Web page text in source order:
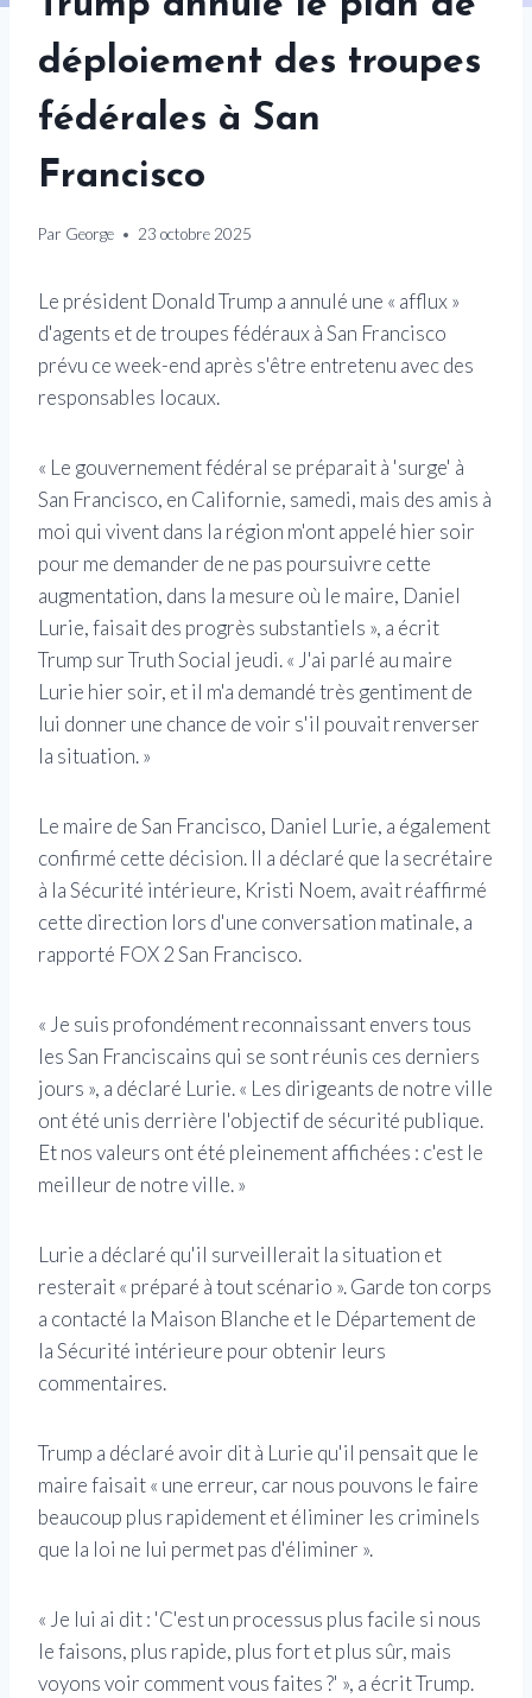
déploiement des troupes
fédérales à San
Francisco
Par George 23 octobre 2025
Le président Donald Trump a annulé une « afflux »
d'agents et de troupes fédéraux à San Francisco
prévu ce week-end après s'être entretenu avec des
responsables locaux.
« Le gouvernement fédéral se préparait à 'surge' à
San Francisco, en Californie, samedi, mais des amis à
moi qui vivent dans la région m'ont appelé hier soir
pour me demander de ne pas poursuivre cette
augmentation, dans la mesure où le maire, Daniel
Lurie, faisait des progrès substantiels », a écrit
Trump sur Truth Social jeudi. « J'ai parlé au maire
Lurie hier soir, et il m'a demandé très gentiment de
lui donner une chance de voir s'il pouvait renverser
la situation. »
Le maire de San Francisco, Daniel Lurie, a également
confirmé cette décision. Il a déclaré que la secrétaire
à la Sécurité intérieure, Kristi Noem, avait réaffirmé
cette direction lors d'une conversation matinale, a
rapporté FOX 2 San Francisco.
« Je suis profondément reconnaissant envers tous
les San Franciscains qui se sont réunis ces derniers
jours », a déclaré Lurie. « Les dirigeants de notre ville
ont été unis derrière l'objectif de sécurité publique.
Et nos valeurs ont été pleinement affichées : c'est le
meilleur de notre ville. »
Lurie a déclaré qu'il surveillerait la situation et
resterait « préparé à tout scénario ». Garde ton corps
a contacté la Maison Blanche et le Département de
la Sécurité intérieure pour obtenir leurs
commentaires.
Trump a déclaré avoir dit à Lurie qu'il pensait que le
maire faisait « une erreur, car nous pouvons le faire
beaucoup plus rapidement et éliminer les criminels
que la loi ne lui permet pas d'éliminer ».
« Je lui ai dit : 'C'est un processus plus facile si nous
le faisons, plus rapide, plus fort et plus sûr, mais
voyons voir comment vous faites ?' », a écrit Trump.